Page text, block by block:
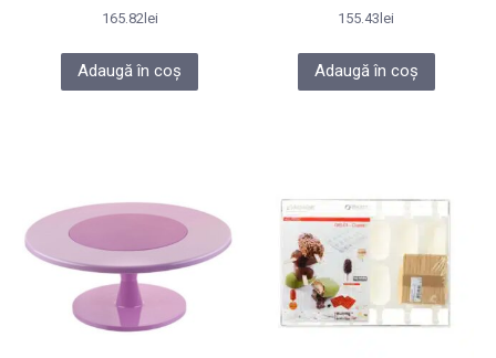
165.82lei
Adaugă în coș
155.43lei
Adaugă în coș